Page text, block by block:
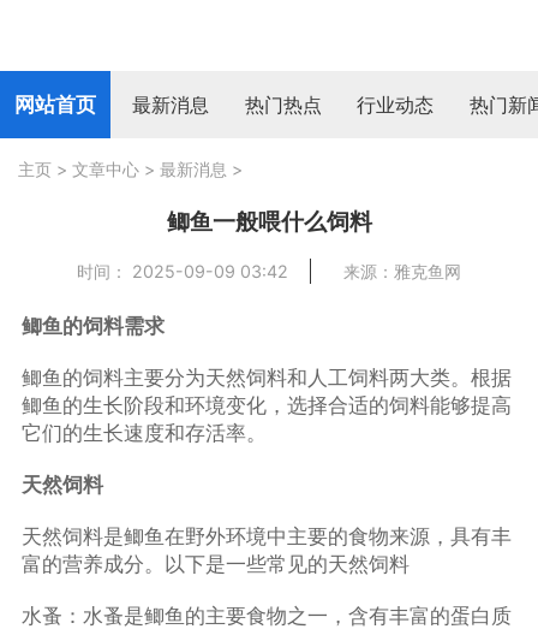
网站首页 最新消息 热门热点 行业动态 热门新
主页 > 文章中心 > 最新消息 >
鲫鱼一般喂什么饲料
时间： 2025-09-09 03:42 来源：雅克鱼网
鲫鱼的饲料需求
鲫鱼的饲料主要分为天然饲料和人工饲料两大类。根据
鲫鱼的生长阶段和环境变化，选择合适的饲料能够提高
它们的生长速度和存活率。
天然饲料
天然饲料是鲫鱼在野外环境中主要的食物来源，具有丰
富的营养成分。以下是一些常见的天然饲料
水蚤：水蚤是鲫鱼的主要食物之一，含有丰富的蛋白质